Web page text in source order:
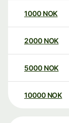
1000 NOK
2000 NOK
5000 NOK
10000 NOK